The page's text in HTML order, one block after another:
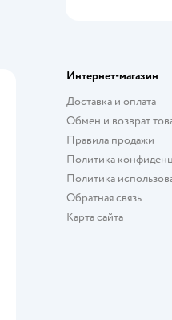
Интернет-магазин
Доставка и оплата
Обмен и возврат
Правила продажи
Политика
Политика
Обратная связь
Карта сайта